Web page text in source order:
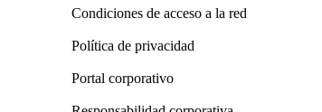
Condiciones de acceso a la red
Política de privacidad
Portal corporativo